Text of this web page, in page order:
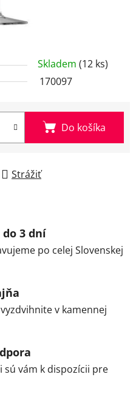
Skladem (12 ks)
170097
Do košíka
Strážiť
do 3 dní
po celej Slovenskej
v kamennej
sú vám k dispozícii pre